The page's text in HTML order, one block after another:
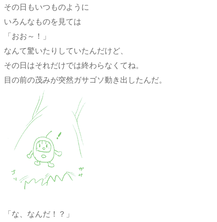
その日もいつものように
いろんなものを見ては
「おお～！」
なんて驚いたりしていたんだけど、
その日はそれだけでは終わらなくてね。
目の前の茂みが突然ガサゴソ動き出したんだ。
「な、なんだ！？」